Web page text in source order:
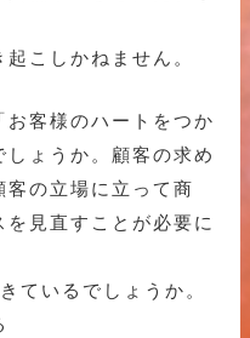
こしかねません。
客様のハートをつか
ょうか。顧客の求め
の立場に立って商
見直すことが必要に
ているでしょうか。